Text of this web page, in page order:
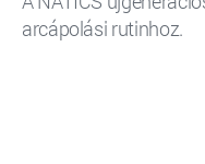
arcápolási rutinhoz.